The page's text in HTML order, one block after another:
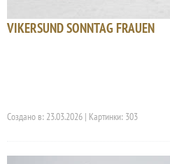
VIKERSUND SONNTAG FRAUEN
Создано в: 23.03.2026 | Картинки: 303